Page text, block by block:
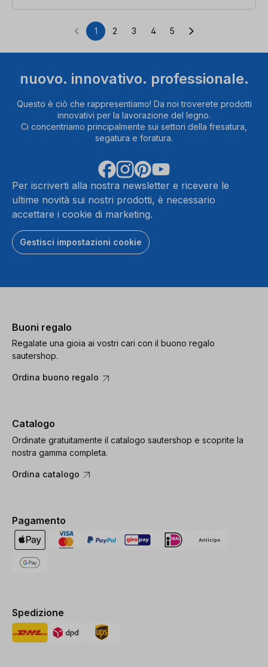
Pagina
1 Pagina
2 Pagina
3 Pagina
4 Pagina
5
nuovo. innovativo. professionale.
Questo è ciò che rappresentiamo! Da noi troverete prodotti
innovativi per la lavorazione del legno.
Ci concentriamo principalmente sui settori della fresatura,
segatura e foratura.
Per iscriverti alla nostra newsletter e ricevere le
ultime novità sui nostri prodotti, è necessario
accettare i cookie di marketing.
Gestisci impostazioni cookie
Buoni regalo
Regalate una gioia ai vostri cari con il buono regalo
sautershop.
Ordina buono regalo
Catalogo
Ordinate gratuitamente il catalogo sautershop e scoprite la
nostra gamma completa.
Ordina catalogo
Pagamento
Spedizione